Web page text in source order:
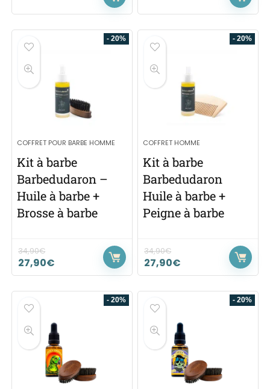
- 20%
COFFRET POUR BARBE HOMME
Kit à barbe
Barbedudaron –
Huile à barbe +
Brosse à barbe
34,90€
27,90€
- 20%
COFFRET HOMME
Kit à barbe
Barbedudaron
Huile à barbe +
Peigne à barbe
34,90€
27,90€
- 20% - 20%